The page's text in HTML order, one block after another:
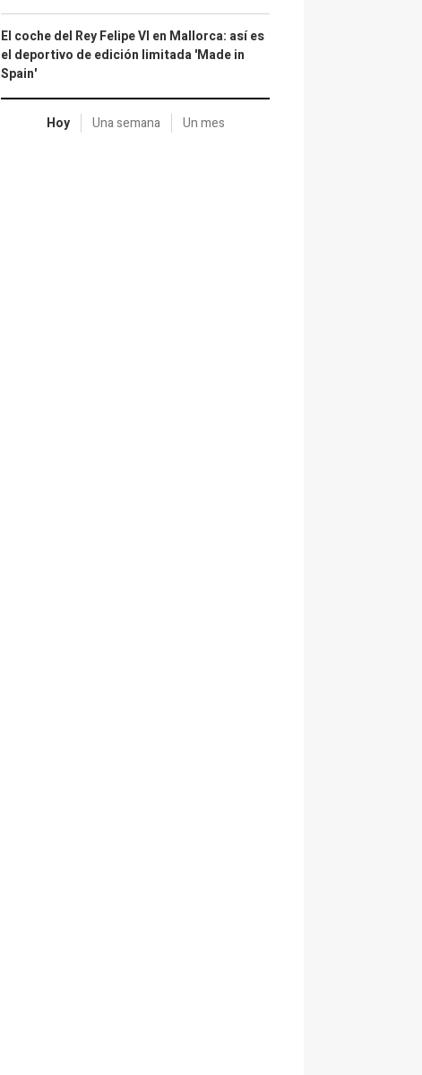
El coche del Rey Felipe VI en Mallorca: así es
el deportivo de edición limitada 'Made in
Spain'
Hoy Una semana Un mes